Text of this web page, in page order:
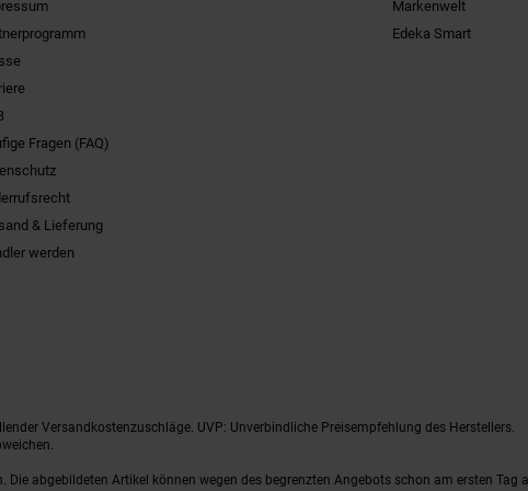
Fragen (FAQ)
& Lieferung
werden
Markenwelt
Edeka Smart
Versandkostenzuschläge. UVP: Unverbindliche Preisempfehlung des Herstellers.
abgebildeten Artikel können wegen des begrenzten Angebots schon am ersten Tag